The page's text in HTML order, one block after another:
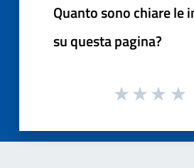
Quanto sono chiare le
su questa pagina?